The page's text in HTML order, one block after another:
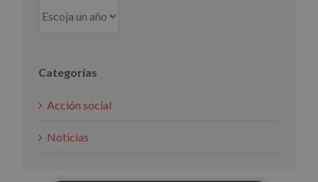
Categorías
Acción social
Noticias